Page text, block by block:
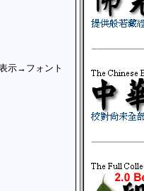
示→フォント